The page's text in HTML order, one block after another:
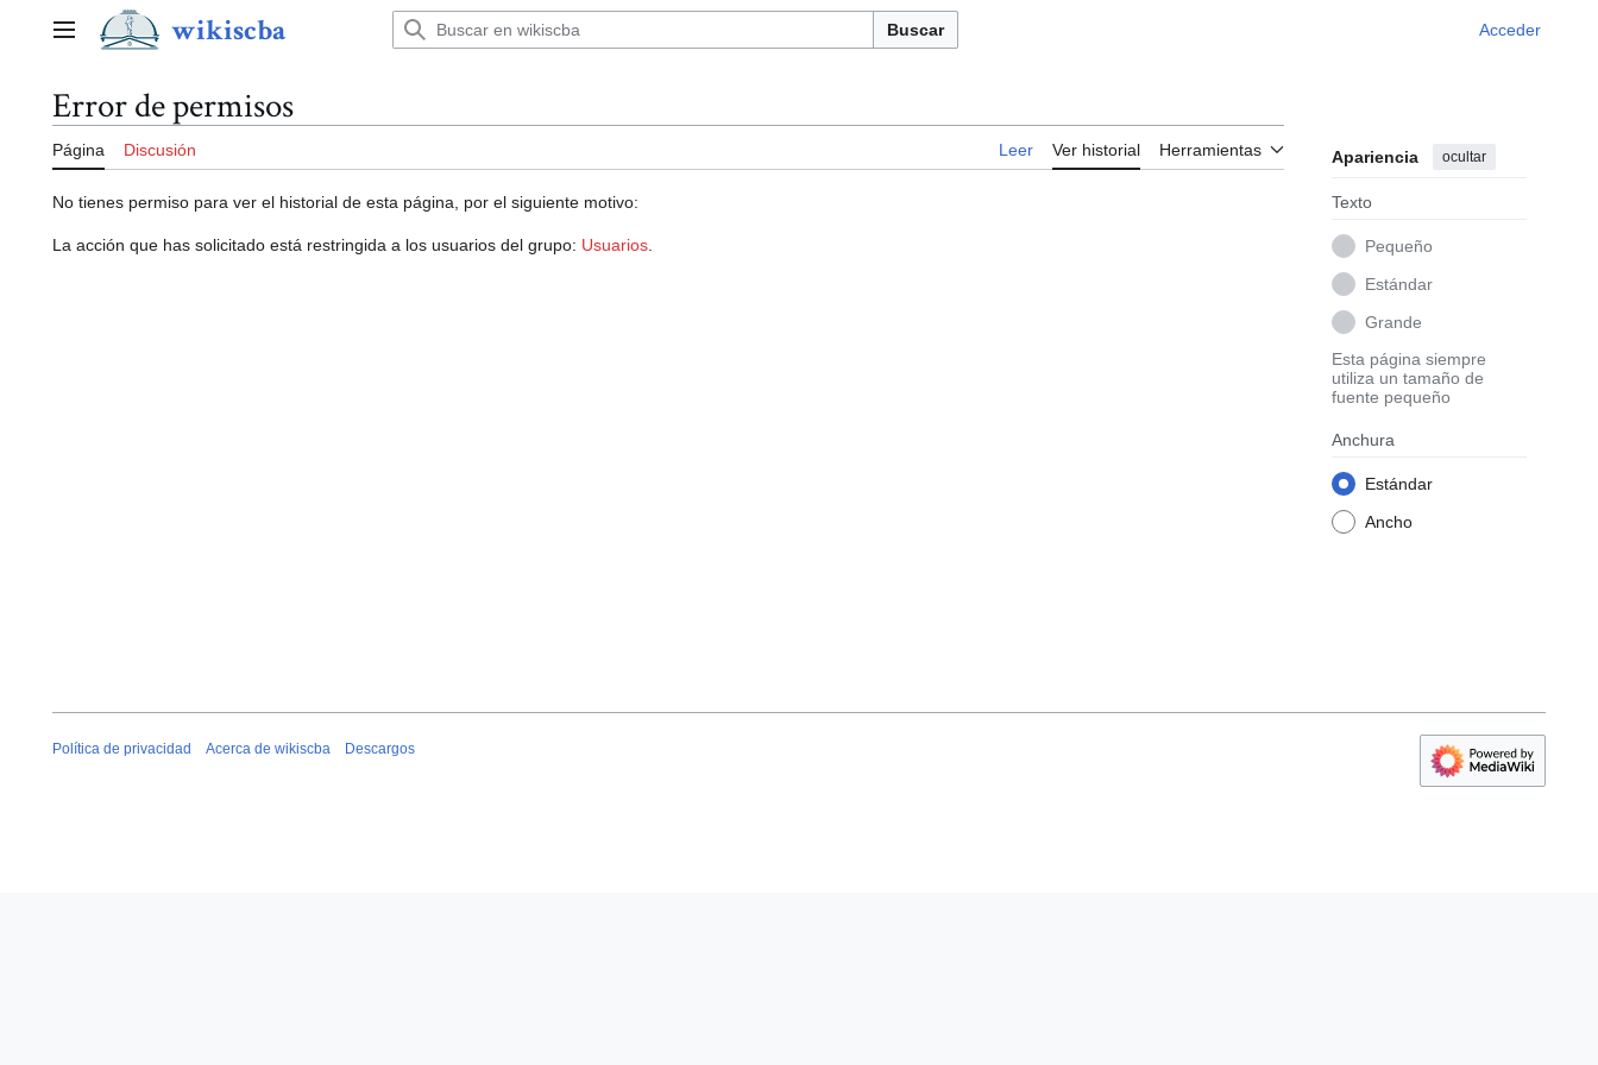
Menú principalwikiscba Buscar Acceder
Error de permisos
Página Discusión Leer Ver historial Herramientas Apariencia ocultar
Texto
Pequeño
Estándar
Grande
Esta página siempre
utiliza un tamaño de
fuente pequeño
Anchura
Estándar
Ancho
No tienes permiso para ver el historial de esta página, por el siguiente motivo:
La acción que has solicitado está restringida a los usuarios del grupo: Usuarios
Política de privacidad Acerca de wikiscba Descargos